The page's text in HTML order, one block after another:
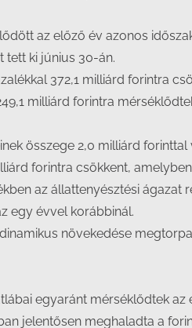
az előző év azonos
tett ki június 30-án.
372,1 milliárd forintra
milliárd forintra
összege 2,0 milliárd
forintra csökkent,
az állattenyésztési ágazat
egy évvel korábbinál.
növekedése
egyaránt mérséklődtek az
jelentősen meghaladta a